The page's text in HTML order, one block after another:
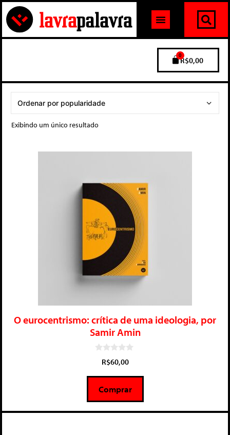
R$0,00
0
Exibindo um único resultado
O eurocentrismo: crítica de uma ideologia, por
Samir Amin
5
R$60,00
Comprar